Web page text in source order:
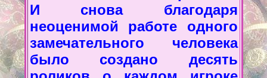
И снова благодаря
неоценимой работе одного
замечательного человека
было создано десять